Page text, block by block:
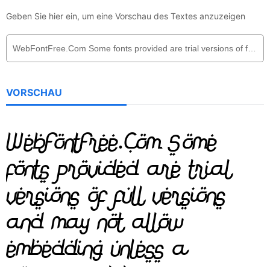
Geben Sie hier ein, um eine Vorschau des Textes anzuzeigen
VORSCHAU
WebFontFree.Com Some
fonts provided are trial
versions of full versions
and may not allow
embedding unless a